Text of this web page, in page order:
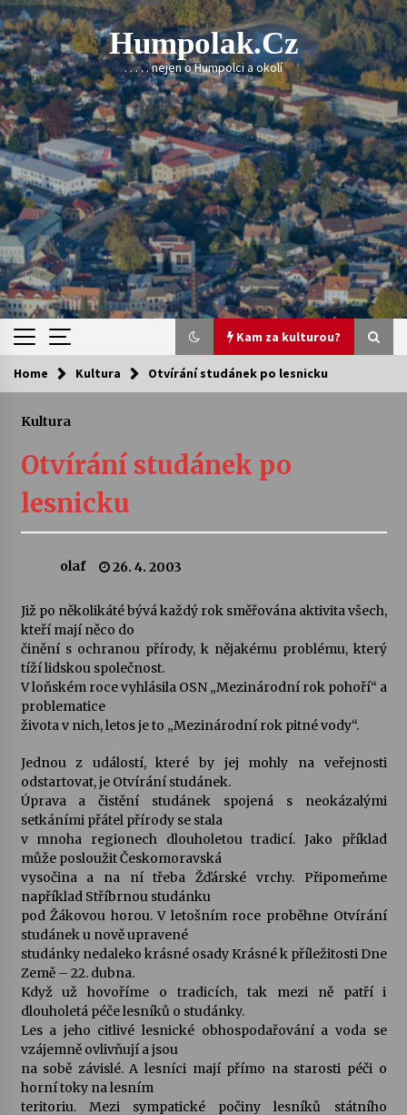
Skip
to
content
Humpolak.cz
. . . . . nejen o Humpolci a okolí
Kam za kulturou?
Kam za kulturou?
Sukuba Ensemble
4. 8. 2026
kapkou
Veselí muzikanti
Pozvánka na integrační festival Quijotova
28. 7. 2026
Letní koncerty ve Stromovce: Kolchoz a
Jenakaši
28. 7. 2026
Votavžatský ploty
23. 7. 2026
Letní koncerty ve Stromovce: Rufus Miller
22. 7. 2026
Vysočinka
17. 7. 2026
Ozvěny prázdnin
Home Kultura Otvírání studánek po lesnicku
Kultura
Otvírání studánek po
lesnicku
olaf 26. 4. 2003
Již po několikáté bývá každý rok směřována aktivita všech,
kteří mají něco do
činění s ochranou přírody, k nějakému problému, který
tíží lidskou společnost.
V loňském roce vyhlásila OSN „Mezinárodní rok pohoří“ a
problematice
života v nich, letos je to „Mezinárodní rok pitné vody“.
Jednou z událostí, které by jej mohly na veřejnosti
odstartovat, je Otvírání studánek.
Úprava a čistění studánek spojená s neokázalými
setkáními přátel přírody se stala
v mnoha regionech dlouholetou tradicí. Jako příklad
může posloužit Českomoravská
vysočina a na ní třeba Žďárské vrchy. Připomeňme
například Stříbrnou studánku
pod Žákovou horou. V letošním roce proběhne Otvírání
studánek u nově upravené
studánky nedaleko krásné osady Krásné k příležitosti Dne
Země – 22. dubna.
Když už hovoříme o tradicích, tak mezi ně patří i
dlouholetá péče lesníků o studánky.
Les a jeho citlivé lesnické obhospodařování a voda se
vzájemně ovlivňují a jsou
na sobě závislé. A lesníci mají přímo na starosti péči o
horní toky na lesním
teritoriu. Mezi sympatické počiny lesníků státního